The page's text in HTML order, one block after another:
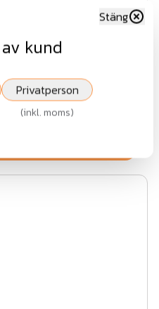
kund
Stäng
Privatperson
(inkl. moms)